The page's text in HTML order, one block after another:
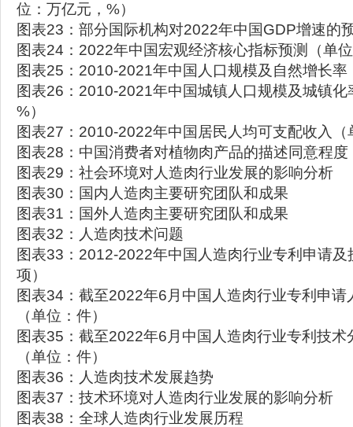
位：万亿元，%）
图表23：部分国际机构对2022年中国GDP增速的
图表24：2022年中国宏观经济核心指标预测（单
图表25：2010-2021年中国人口规模及自然增长
图表26：2010-2021年中国城镇人口规模及城镇化
%）
图表27：2010-2022年中国居民人均可支配收入（
图表28：中国消费者对植物肉产品的描述同意程
图表29：社会环境对人造肉行业发展的影响分析
图表30：国内人造肉主要研究团队和成果
图表31：国外人造肉主要研究团队和成果
图表32：人造肉技术问题
图表33：2012-2022年中国人造肉行业专利申请及
项）
图表34：截至2022年6月中国人造肉行业专利申请
（单位：件）
图表35：截至2022年6月中国人造肉行业专利技术
（单位：件）
图表36：人造肉技术发展趋势
图表37：技术环境对人造肉行业发展的影响分析
图表38：全球人造肉行业发展历程